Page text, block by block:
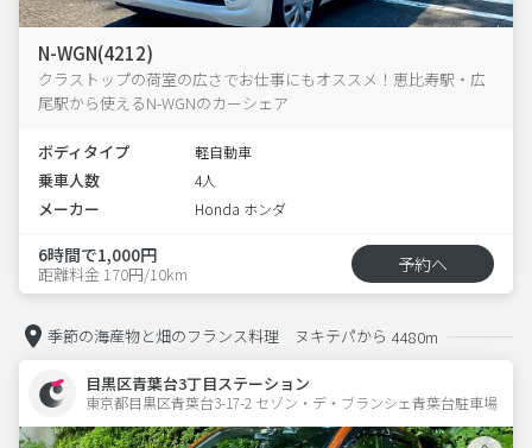
N-WGN(4212)
クラストップの荷室の広さでお仕事にもオススメ！恵比寿駅・広
尾駅から使えるN-WGNのカーシェア
ボディタイプ 軽自動車
乗車人数 4人
メーカー Honda ホンダ
6時間で1,000円
距離料金 170円/10km 予約へ
季節の海産物と畑のフランス料理 ヌキテパから 4480m
目黒区青葉台3丁目ステーション
東京都目黒区青葉台3-17-2 セゾン・デ・ブランシェ青葉台駐車場